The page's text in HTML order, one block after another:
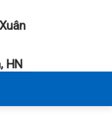
HN